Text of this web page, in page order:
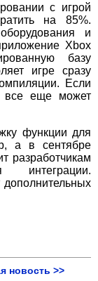
с игрой
на 85%.
и
Xbox
базу
игре сразу
Если
все еще может
функции для
а в сентябре
разработчикам
интеграции.
новость >>